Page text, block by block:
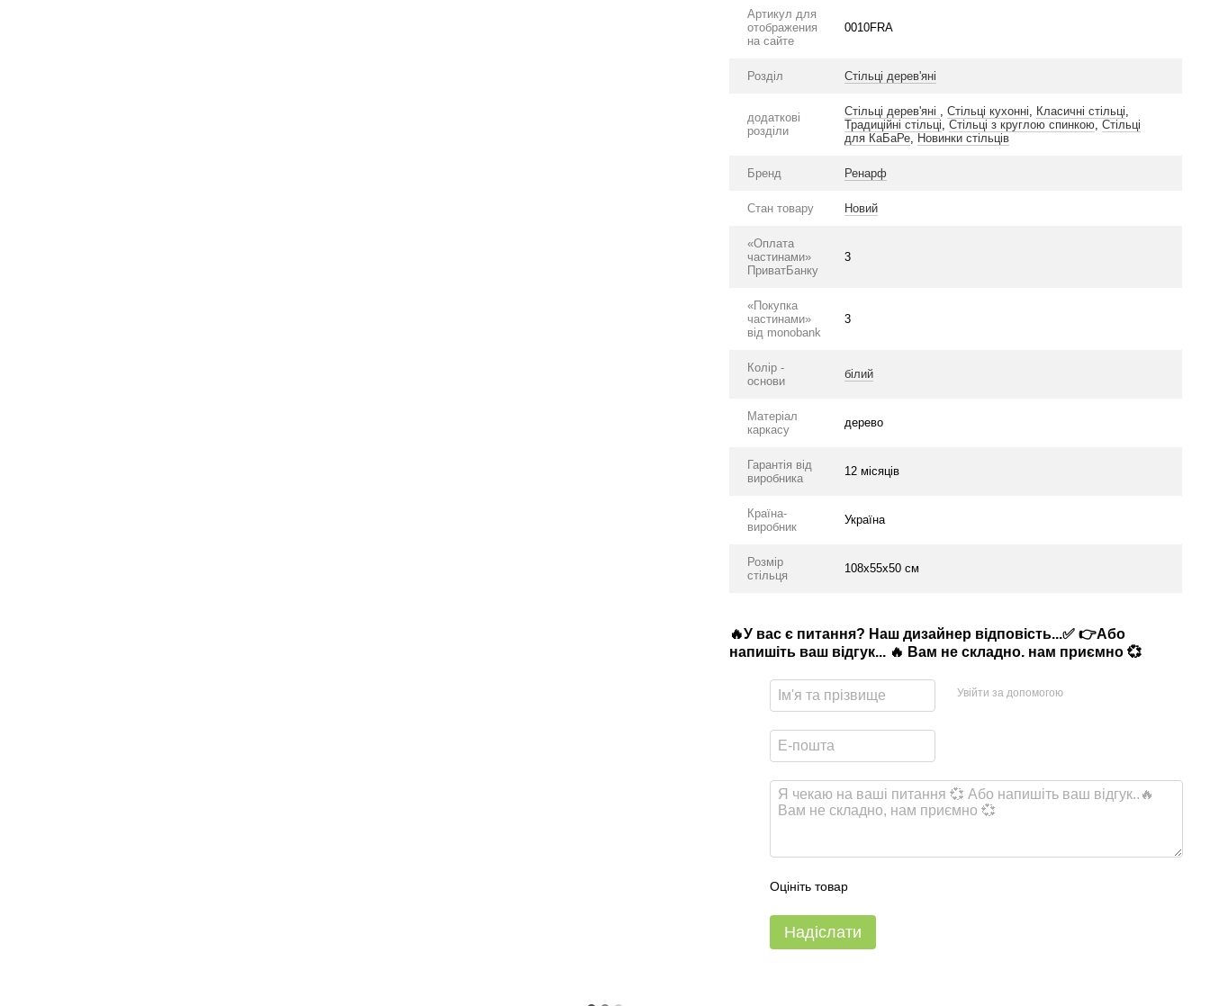
Артикул для
отображения
на сайте
0010FRA
Розділ Стільці дерев'яні
додаткові
розділи
Стільці дерев'яні ,Стільці кухонні, Класичні стільці,
Традиційні стільці,Стільці з круглою спинкою,Стільці
для КаБаРе, Новинки стільців
Бренд Ренарф
Стан товару Новий
«Оплата
частинами»
ПриватБанку
3
«Покупка
частинами»
від monobank
3
Колір -
основи
білий
Матеріал
каркасу
дерево
Гарантія від
виробника
12 місяців
Країна-
виробник
Україна
Розмір
стільця
108х55х50 см
🔥У вас є питання? Наш дизайнер відповість...✅ 👉Або
напишіть ваш відгук... 🔥 Вам не складно. нам приємно 💞
Увійти за допомогою
Оцініть товар
Надіслати